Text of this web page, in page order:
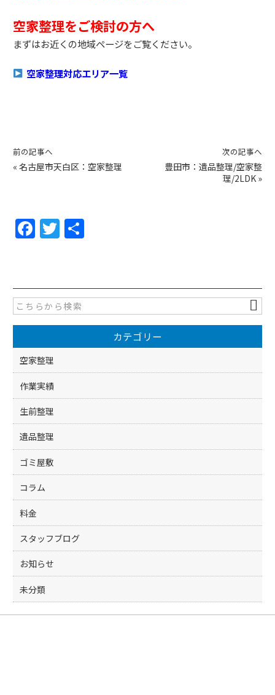
空家整理をご検討の方へ
まずはお近くの地域ページをご覧ください。
空家整理対応エリア一覧
前の記事へ
« 名古屋市天白区：空家整理
次の記事へ
豊田市：遺品整理/空家整
理/2LDK »
F
e
b
o
o
k
T
er
カテゴリー
空家整理
作業実績
生前整理
遺品整理
ゴミ屋敷
コラム
料金
スタッフブログ
お知らせ
未分類